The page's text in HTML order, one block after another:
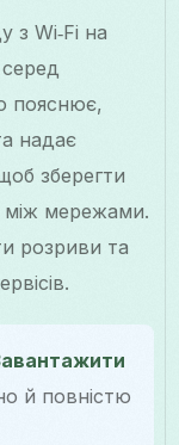
з Wi‑Fi на
серед
пояснює,
надає
зберегти
між мережами.
розриви та
й повністю